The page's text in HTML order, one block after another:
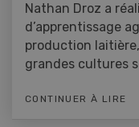
Nathan Droz a
d’apprentissage
production
grandes cultures
CONTINUER À LIRE